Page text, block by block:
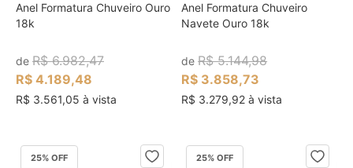
Anel Formatura Chuveiro Ouro
18k
de R$ 6.982,47
R$ 4.189,48
R$ 3.561,05 à vista
Anel Formatura Chuveiro
Navete Ouro 18k
deR$ 5.144,98
R$ 3.858,73
R$ 3.279,92 à vista
25% OFF 25% OFF